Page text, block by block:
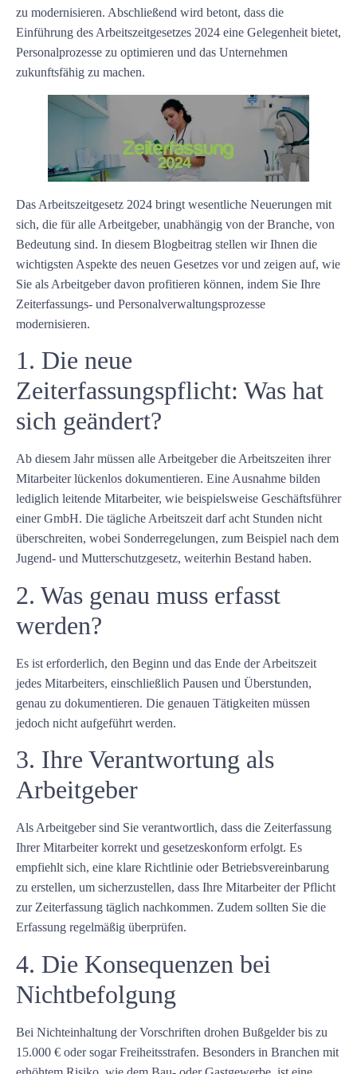
zu modernisieren. Abschließend wird betont, dass die
Einführung des Arbeitszeitgesetzes 2024 eine Gelegenheit bietet,
Personalprozesse zu optimieren und das Unternehmen
zukunftsfähig zu machen.
Das Arbeitszeitgesetz 2024 bringt wesentliche Neuerungen mit
sich, die für alle Arbeitgeber, unabhängig von der Branche, von
Bedeutung sind. In diesem Blogbeitrag stellen wir Ihnen die
wichtigsten Aspekte des neuen Gesetzes vor und zeigen auf, wie
Sie als Arbeitgeber davon profitieren können, indem Sie Ihre
Zeiterfassungs- und Personalverwaltungsprozesse
modernisieren.
1. Die neue
Zeiterfassungspflicht: Was hat
sich geändert?
Ab diesem Jahr müssen alle Arbeitgeber die Arbeitszeiten ihrer
Mitarbeiter lückenlos dokumentieren. Eine Ausnahme bilden
lediglich leitende Mitarbeiter, wie beispielsweise Geschäftsführer
einer GmbH. Die tägliche Arbeitszeit darf acht Stunden nicht
überschreiten, wobei Sonderregelungen, zum Beispiel nach dem
Jugend- und Mutterschutzgesetz, weiterhin Bestand haben.
2. Was genau muss erfasst
werden?
Es ist erforderlich, den Beginn und das Ende der Arbeitszeit
jedes Mitarbeiters, einschließlich Pausen und Überstunden,
genau zu dokumentieren. Die genauen Tätigkeiten müssen
jedoch nicht aufgeführt werden.
3. Ihre Verantwortung als
Arbeitgeber
Als Arbeitgeber sind Sie verantwortlich, dass die Zeiterfassung
Ihrer Mitarbeiter korrekt und gesetzeskonform erfolgt. Es
empfiehlt sich, eine klare Richtlinie oder Betriebsvereinbarung
zu erstellen, um sicherzustellen, dass Ihre Mitarbeiter der Pflicht
zur Zeiterfassung täglich nachkommen. Zudem sollten Sie die
Erfassung regelmäßig überprüfen.
4. Die Konsequenzen bei
Nichtbefolgung
Bei Nichteinhaltung der Vorschriften drohen Bußgelder bis zu
15.000 € oder sogar Freiheitsstrafen. Besonders in Branchen mit